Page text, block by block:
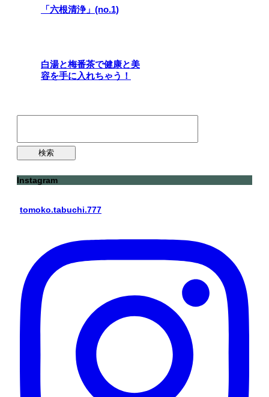
「六根清浄」(no.1)
白湯と梅番茶で健康と美
容を手に入れちゃう！
Instagram
tomoko.tabuchi.777